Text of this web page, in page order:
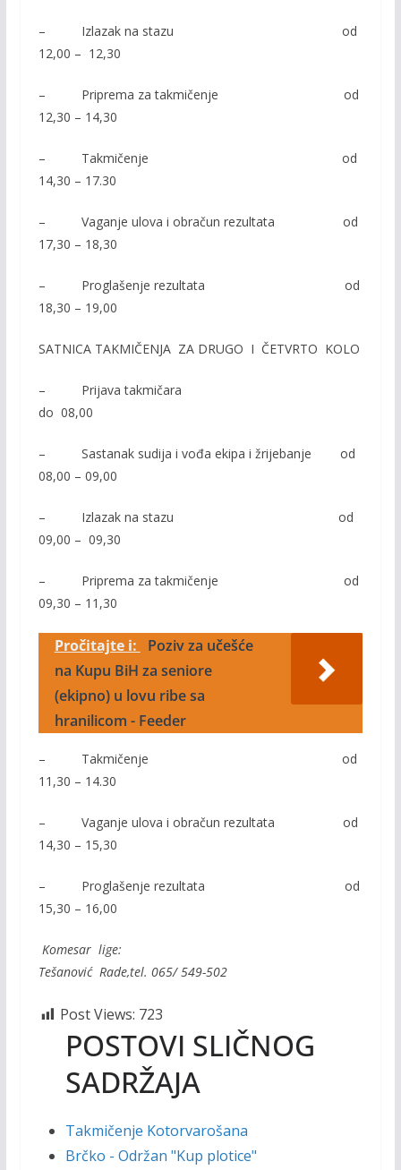
– Izlazak na stazu od
12,00 – 12,30
– Priprema za takmičenje od
12,30 – 14,30
– Takmičenje od
14,30 – 17.30
– Vaganje ulova i obračun rezultata od
17,30 – 18,30
– Proglašenje rezultata od
18,30 – 19,00
SATNICA TAKMIČENJA ZA DRUGO I ČETVRTO KOLO
– Prijava takmičara
do 08,00
– Sastanak sudija i vođa ekipa i žrijebanje od
08,00 – 09,00
– Izlazak na stazu od
09,00 – 09,30
– Priprema za takmičenje od
09,30 – 11,30
Pročitajte i:
Poziv za učešće
na Kupu BiH za seniore
(ekipno) u lovu ribe sa
hranilicom - Feeder
– Takmičenje od
11,30 – 14.30
– Vaganje ulova i obračun rezultata od
14,30 – 15,30
– Proglašenje rezultata od
15,30 – 16,00
Komesar lige:
Tešanović Rade,tel. 065/ 549-502
Post Views: 723
POSTOVI SLIČNOG
SADRŽAJA
Takmičenje Kotorvarošana
Brčko - Održan "Kup plotice"